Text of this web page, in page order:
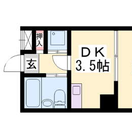
☆ネット無料☆
路線·駅から探す
地域から探す